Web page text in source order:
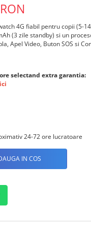
4G fiabil pentru copii (5-
(3 zile standby) si un
Apel Video, Buton SOS si
selectand extra garantia:
24-72 ore lucratoare
IN COS